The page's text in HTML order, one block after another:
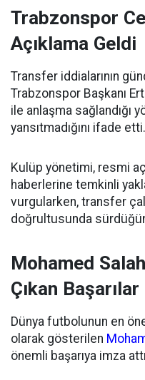
Trabzonspor
Açıklama Geldi
Transfer iddialarının
Trabzonspor Başkanı
ile anlaşma sağlandığı
yansıtmadığını ifade etti.
Kulüp yönetimi, resmi
haberlerine temkinli
vurgularken, transfer
doğrultusunda
Mohamed
Çıkan Başarılar
Dünya futbolunun en
olarak gösterilen
önemli başarıya imza